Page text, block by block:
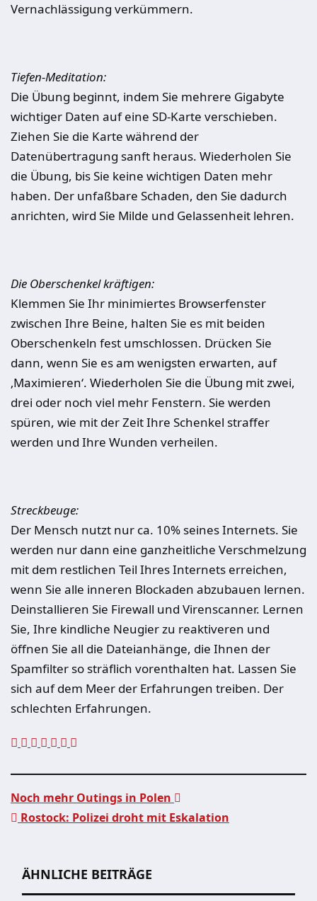
Vernachlässigung verkümmern.
Tiefen-Meditation:
Die Übung beginnt, indem Sie mehrere Gigabyte
wichtiger Daten auf eine SD-Karte verschieben.
Ziehen Sie die Karte während der
Datenübertragung sanft heraus. Wiederholen Sie
die Übung, bis Sie keine wichtigen Daten mehr
haben. Der unfaßbare Schaden, den Sie dadurch
anrichten, wird Sie Milde und Gelassenheit lehren.
Die Oberschenkel kräftigen:
Klemmen Sie Ihr minimiertes Browserfenster
zwischen Ihre Beine, halten Sie es mit beiden
Oberschenkeln fest umschlossen. Drücken Sie
dann, wenn Sie es am wenigsten erwarten, auf
‚Maximieren‘. Wiederholen Sie die Übung mit zwei,
drei oder noch viel mehr Fenstern. Sie werden
spüren, wie mit der Zeit Ihre Schenkel straffer
werden und Ihre Wunden verheilen.
Streckbeuge:
Der Mensch nutzt nur ca. 10% seines Internets. Sie
werden nur dann eine ganzheitliche Verschmelzung
mit dem restlichen Teil Ihres Internets erreichen,
wenn Sie alle inneren Blockaden abzubauen lernen.
Deinstallieren Sie Firewall und Virenscanner. Lernen
Sie, Ihre kindliche Neugier zu reaktiveren und
öffnen Sie all die Dateianhänge, die Ihnen der
Spamfilter so sträflich vorenthalten hat. Lassen Sie
sich auf dem Meer der Erfahrungen treiben. Der
schlechten Erfahrungen.
Noch mehr Outings in Polen
Rostock: Polizei droht mit Eskalation
ÄHNLICHE BEITRÄGE